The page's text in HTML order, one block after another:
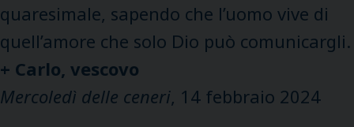
quaresimale, sapendo che l’uomo vive di
quell’amore che solo Dio può comunicargli.
+ Carlo, vescovo
Mercoledì delle ceneri, 14 febbraio 2024